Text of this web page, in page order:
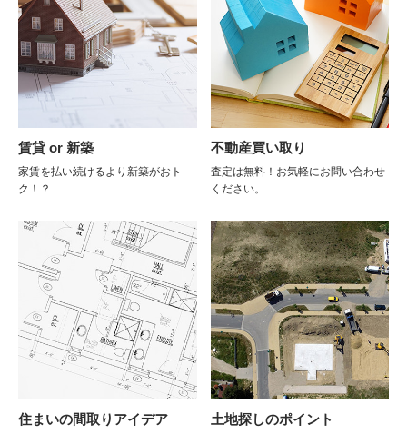
賃貸 or 新築
家賃を払い続けるより新築がおト
ク！？
不動産買い取り
査定は無料！お気軽にお問い合わせ
ください。
住まいの間取りアイデア 土地探しのポイント